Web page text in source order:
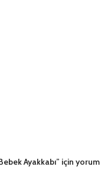
Ayakkabı” için yorum